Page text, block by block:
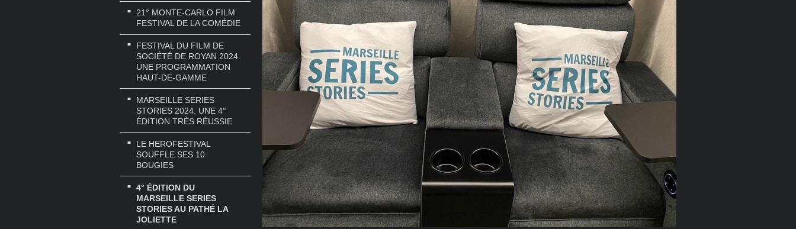
21° MONTE-CARLO FILM
FESTIVAL DE LA COMÉDIE
FESTIVAL DU FILM DE
SOCIÉTÉ DE ROYAN 2024.
UNE PROGRAMMATION
HAUT-DE-GAMME
MARSEILLE SERIES
STORIES 2024. UNE 4°
ÉDITION TRÈS RÉUSSIE
LE HEROFESTIVAL
SOUFFLE SES 10
BOUGIES
4° ÉDITION DU
MARSEILLE SERIES
STORIES AU PATHÉ LA
JOLIETTE